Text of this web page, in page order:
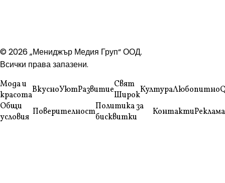
© 2026 „Мениджър Медия Груп“ ООД.
Всички права запазени.
Мода и
красотаВкусноУютРазвитиеСвят
ШирокКултураЛюбопитно
Общи
условия ПоверителностПолитика за
бисквитки
КонтактиРеклама